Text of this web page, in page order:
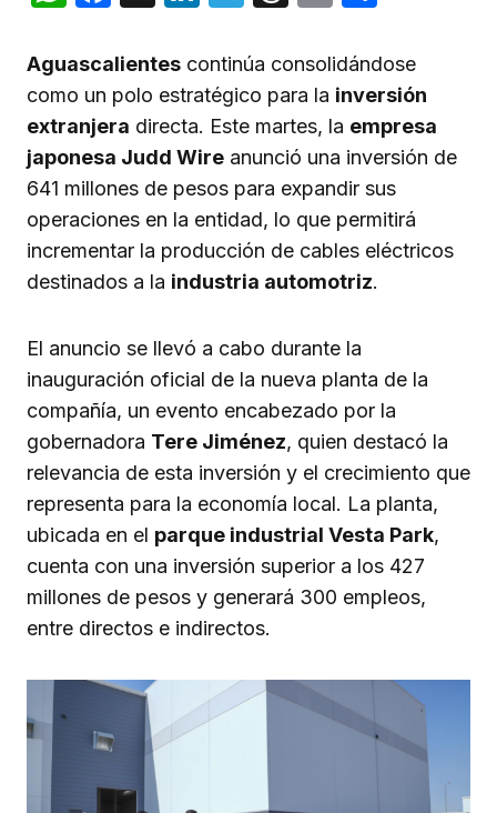
Aguascalientes continúa consolidándose
como un polo estratégico para la inversión
extranjera directa. Este martes, la empresa
japonesa Judd Wire anunció una inversión de
641 millones de pesos para expandir sus
operaciones en la entidad, lo que permitirá
incrementar la producción de cables eléctricos
destinados a la industria automotriz.
El anuncio se llevó a cabo durante la
inauguración oficial de la nueva planta de la
compañía, un evento encabezado por la
gobernadora Tere Jiménez, quien destacó la
relevancia de esta inversión y el crecimiento que
representa para la economía local. La planta,
ubicada en el parque industrial Vesta Park,
cuenta con una inversión superior a los 427
millones de pesos y generará 300 empleos,
entre directos e indirectos.